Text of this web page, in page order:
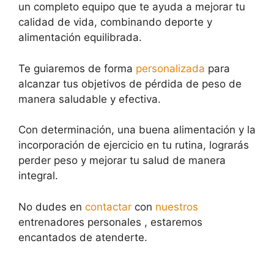
un completo equipo que te ayuda a mejorar tu
calidad de vida, combinando deporte y
alimentación equilibrada.
Te guiaremos de forma personalizada para
alcanzar tus objetivos de pérdida de peso de
manera saludable y efectiva.
Con determinación, una buena alimentación y la
incorporación de ejercicio en tu rutina, lograrás
perder peso y mejorar tu salud de manera
integral.
No dudes en contactar con nuestros
entrenadores personales , estaremos
encantados de atenderte.